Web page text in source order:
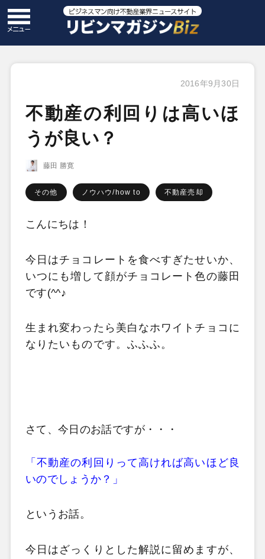
2016年9月30日
不動産の利回りは高いほ
うが良い？
藤田 勝寛
その他 ノウハウ/how to 不動産売却
こんにちは！
今日はチョコレートを食べすぎたせいか、
いつにも増して顔がチョコレート色の藤田
です(^^♪
生まれ変わったら美白なホワイトチョコに
なりたいものです。ふふふ。
さて、今日のお話ですが・・・
「不動産の利回りって高ければ高いほど良
いのでしょうか？」
というお話。
今日はざっくりとした解説に留めますが、